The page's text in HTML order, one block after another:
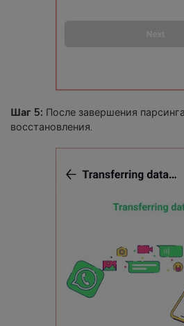
Шаг 5: После завершения
восстановления.